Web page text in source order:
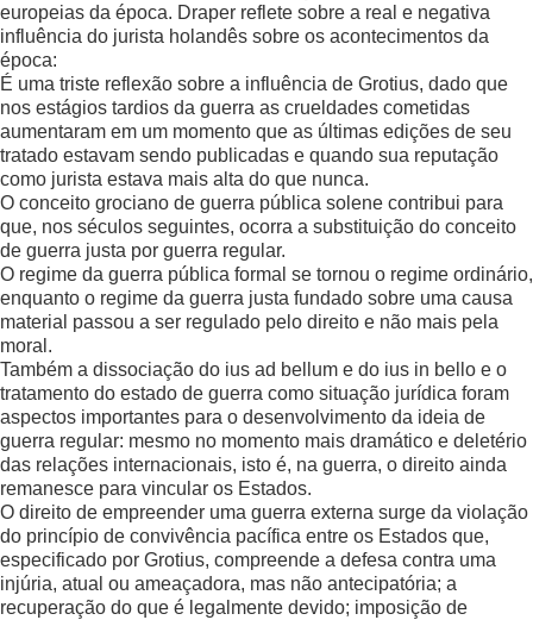
europeias da época. Draper reflete sobre a real e negativa
influência do jurista holandês sobre os acontecimentos da
época:
É uma triste reflexão sobre a influência de Grotius, dado que
nos estágios tardios da guerra as crueldades cometidas
aumentaram em um momento que as últimas edições de seu
tratado estavam sendo publicadas e quando sua reputação
como jurista estava mais alta do que nunca.
O conceito grociano de guerra pública solene contribui para
que, nos séculos seguintes, ocorra a substituição do conceito
de guerra justa por guerra regular.
O regime da guerra pública formal se tornou o regime ordinário,
enquanto o regime da guerra justa fundado sobre uma causa
material passou a ser regulado pelo direito e não mais pela
moral.
Também a dissociação do ius ad bellum e do ius in bello e o
tratamento do estado de guerra como situação jurídica foram
aspectos importantes para o desenvolvimento da ideia de
guerra regular: mesmo no momento mais dramático e deletério
das relações internacionais, isto é, na guerra, o direito ainda
remanesce para vincular os Estados.
O direito de empreender uma guerra externa surge da violação
do princípio de convivência pacífica entre os Estados que,
especificado por Grotius, compreende a defesa contra uma
injúria, atual ou ameaçadora, mas não antecipatória; a
recuperação do que é legalmente devido; imposição de